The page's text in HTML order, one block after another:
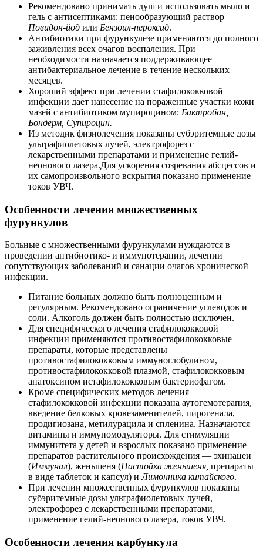
Рекомендовано принимать душ и использовать мыло и
гель с антисептиками: пенообразующий раствор
Повидон-йод или Бензоил-пероксид.
Антибиотики при фурункулезе применяются до полного
заживления всех очагов воспаления. При
необходимости назначается поддерживающее
антибактериальное лечение в течение нескольких
месяцев.
Хороший эффект при лечении стафилококковой
инфекции дает нанесение на пораженные участки кожи
мазей с антибиотиком мупироцином: Бактробан,
Бондерм, Супироцин.
Из методик физиолечения показаны субэритемные дозы
ультрафиолетовых лучей, электрофорез с
лекарственными препаратами и применение гелий-
неонового лазера.Для ускорения созревания абсцессов и
их самопроизвольного вскрытия показано применение
токов УВЧ.
Особенности лечения множественных
фурункулов
Больные с множественными фурункулами нуждаются в
проведении антибиотико- и иммунотерапии, лечении
сопутствующих заболеваний и санации очагов хронической
инфекции.
Питание больных должно быть полноценным и
регулярным. Рекомендовано ограничение углеводов и
соли. Алкоголь должен быть полностью исключен.
Для специфического лечения стафилококковой
инфекции применяются противостафилококковые
препараты, которые представлены
противостафилококковым иммуноглобулином,
противостафилококковой плазмой, стафилококковым
анатоксином истафилококковым бактериофагом.
Кроме специфических методов лечения
стафилококковой инфекции показана аутогемотерапия,
введение белковых кровезаменителей, пирогенала,
продигиозана, метилурацила и спленина. Назначаются
витамины и иммуномодуляторы. Для стимуляции
иммунитета у детей и взрослых показано применение
препаратов растительного происхождения — эхинацеи
(Иммунал), женьшеня (Настойка женьшеня, препараты
в виде таблеток и капсул) иЛимонника китайского.
При лечении множественных фурункулов показаны
субэритемные дозы ультрафиолетовых лучей,
электрофорез с лекарственными препаратами,
применение гелий-неонового лазера, токов УВЧ.
Особенности лечения карбункула